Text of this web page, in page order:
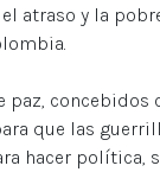
atraso y la
paz, concebidos
que las
hacer política,